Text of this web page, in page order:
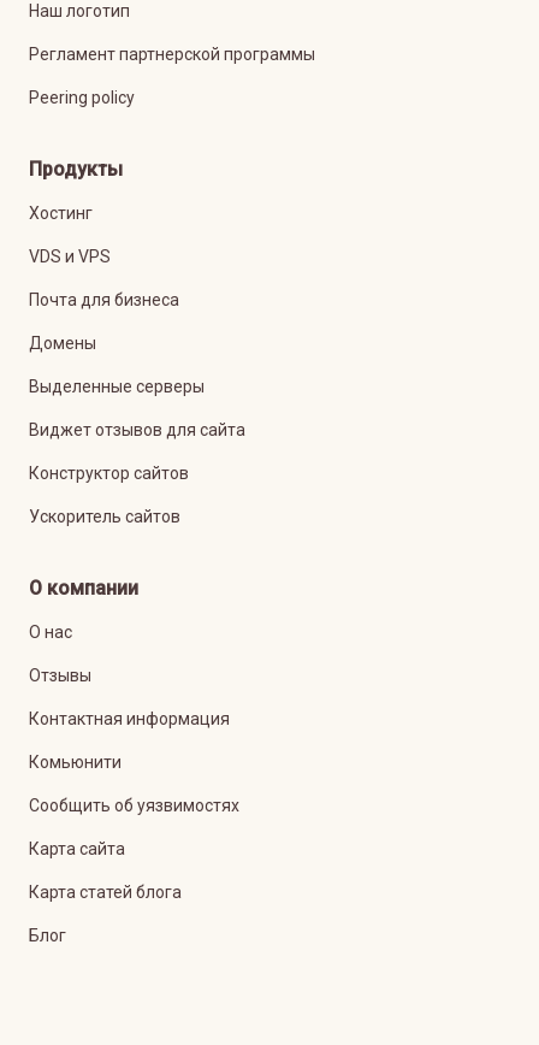
Наш логотип
Регламент партнерской программы
Peering policy
Продукты
Хостинг
VDS и VPS
Почта для бизнеса
Домены
Выделенные серверы
Виджет отзывов для сайта
Конструктор сайтов
Ускоритель сайтов
О компании
О нас
Отзывы
Контактная информация
Комьюнити
Сообщить об уязвимостях
Карта сайта
Карта статей блога
Блог